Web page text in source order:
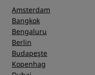
Amsterdam
Bangkok
Bengaluru
Berlin
Budapeşte
Kopenhag